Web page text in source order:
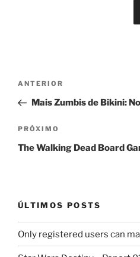
Navegação
Post
Post
anterior
ANTERIOR
Mais Zumbis de Bikini:
Próximo
post
PRÓXIMO
The Walking Dead Board
ÚLTIMOS POSTS
Only registered users can